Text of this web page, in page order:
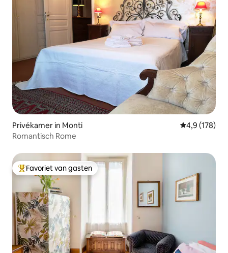
Privékamer in Monti Gemiddelde
4,9 (178)
Romantisch Rome
Topfavoriet van gasten
Favoriet van gasten